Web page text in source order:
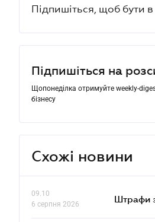
Підпишіться, щоб бути в
Підпишіться на
Щопонеділка отримуйте weekly-
бізнесу
Схожі новини
09.10
6 серпня 2026
Штрафи